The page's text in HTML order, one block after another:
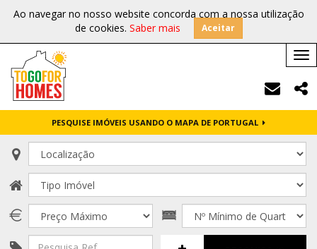
Ao navegar no nosso website concorda com a nossa utilização
de cookies. Saber mais Aceitar
PESQUISE IMÓVEIS USANDO O MAPA DE PORTUGAL